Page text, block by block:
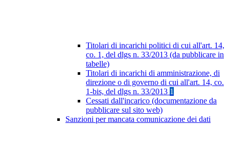
Titolari di incarichi politici di cui all'art. 14,
co. 1, del dlgs n. 33/2013 (da pubblicare in
tabelle)
Titolari di incarichi di amministrazione, di
direzione o di governo di cui all'art. 14, co.
1-bis, del dlgs n. 33/2013 1
Cessati dall'incarico (documentazione da
pubblicare sul sito web)
Sanzioni per mancata comunicazione dei dati